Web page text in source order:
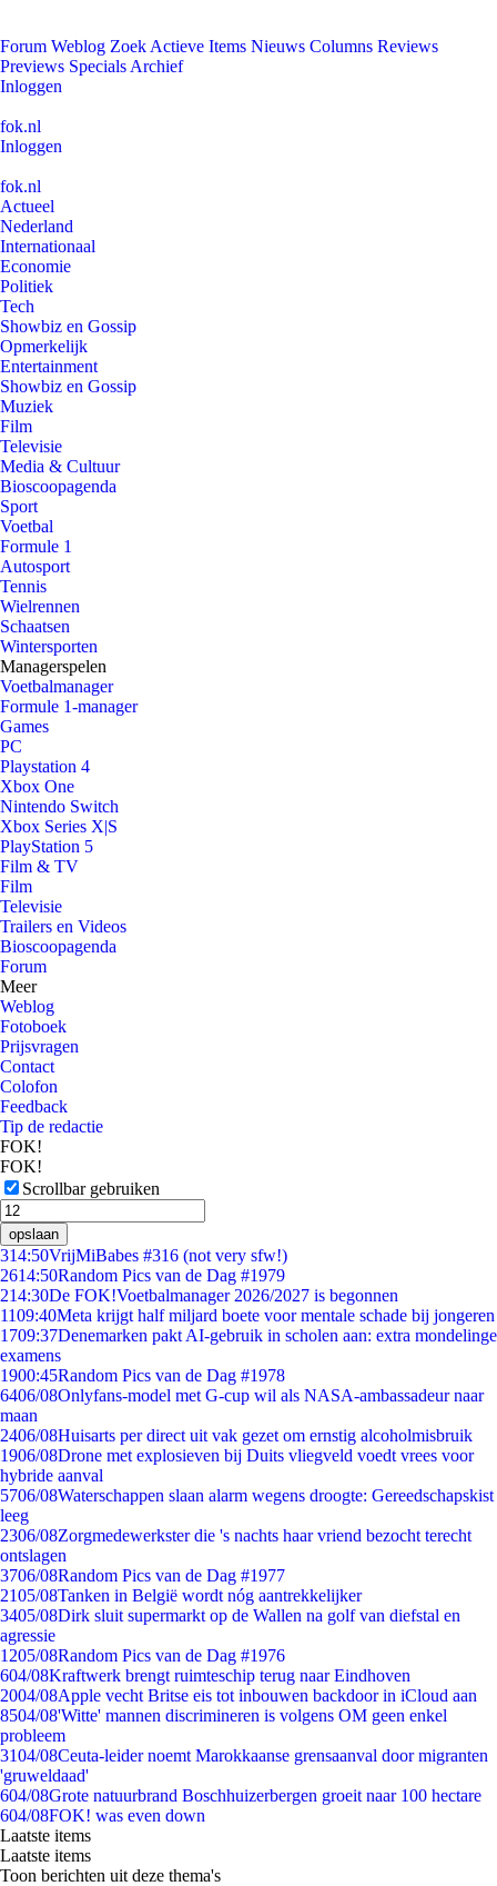
Forum Weblog Zoek Actieve Items Nieuws Columns Reviews
Previews Specials Archief
Inloggen
fok.nl
Inloggen
fok.nl
Actueel
Nederland
Internationaal
Economie
Politiek
Tech
Showbiz en Gossip
Opmerkelijk
Entertainment
Showbiz en Gossip
Muziek
Film
Televisie
Media & Cultuur
Bioscoopagenda
Sport
Voetbal
Formule 1
Autosport
Tennis
Wielrennen
Schaatsen
Wintersporten
Managerspelen
Voetbalmanager
Formule 1-manager
Games
PC
Playstation 4
Xbox One
Nintendo Switch
Xbox Series X|S
PlayStation 5
Film & TV
Film
Televisie
Trailers en Videos
Bioscoopagenda
Forum
Meer
Weblog
Fotoboek
Prijsvragen
Contact
Colofon
Feedback
Tip de redactie
FOK!
FOK!
Scrollbar gebruiken
opslaan
314:50VrijMiBabes #316 (not very sfw!)
2614:50Random Pics van de Dag #1979
214:30De FOK!Voetbalmanager 2026/2027 is begonnen
1109:40Meta krijgt half miljard boete voor mentale schade bij jongeren
1709:37Denemarken pakt AI-gebruik in scholen aan: extra mondelinge
examens
1900:45Random Pics van de Dag #1978
6406/08Onlyfans-model met G-cup wil als NASA-ambassadeur naar
maan
2406/08Huisarts per direct uit vak gezet om ernstig alcoholmisbruik
1906/08Drone met explosieven bij Duits vliegveld voedt vrees voor
hybride aanval
5706/08Waterschappen slaan alarm wegens droogte: Gereedschapskist
leeg
2306/08Zorgmedewerkster die 's nachts haar vriend bezocht terecht
ontslagen
3706/08Random Pics van de Dag #1977
2105/08Tanken in België wordt nóg aantrekkelijker
3405/08Dirk sluit supermarkt op de Wallen na golf van diefstal en
agressie
1205/08Random Pics van de Dag #1976
604/08Kraftwerk brengt ruimteschip terug naar Eindhoven
2004/08Apple vecht Britse eis tot inbouwen backdoor in iCloud aan
8504/08'Witte' mannen discrimineren is volgens OM geen enkel
probleem
3104/08Ceuta-leider noemt Marokkaanse grensaanval door migranten
'gruweldaad'
604/08Grote natuurbrand Boschhuizerbergen groeit naar 100 hectare
604/08FOK! was even down
Laatste items
Laatste items
Toon berichten uit deze thema's